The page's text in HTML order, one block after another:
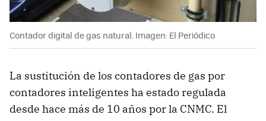
Contador digital de gas natural. Imagen: El Periódico
La sustitución de los contadores de gas por
contadores inteligentes ha estado regulada
desde hace más de 10 años por la CNMC. El